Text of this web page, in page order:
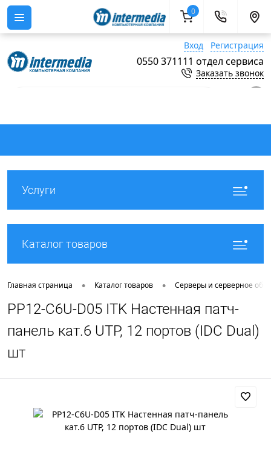
Вход Регистрация
0550 371111 отдел сервиса
Заказать звонок
Услуги
Каталог товаров
Главная страница • Каталог товаров • Серверы и серверное
PP12-C6U-D05 ITK Настенная патч-
панель кат.6 UTP, 12 портов (IDC Dual)
шт
0